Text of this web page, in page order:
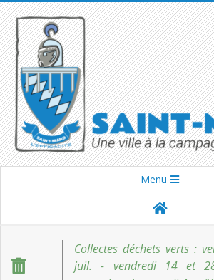
Skip
to
content
SAINT-
Menu
Collectes déchets verts :
juil. - vendredi 14 et